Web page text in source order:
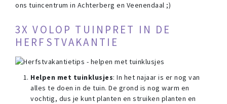
ons tuincentrum in Achterberg en Veenendaal ;)
3X VOLOP TUINPRET IN DE
HERFSTVAKANTIE
Helpen met tuinklusjes: In het najaar is er nog van
alles te doen in de tuin. De grond is nog warm en
vochtig, dus je kunt planten en struiken planten en